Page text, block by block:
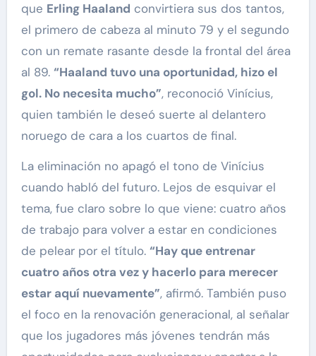
que Erling Haaland convirtiera sus dos tantos,
el primero de cabeza al minuto 79 y el segundo
con un remate rasante desde la frontal del área
al 89. “Haaland tuvo una oportunidad, hizo el
gol. No necesita mucho”, reconoció Vinícius,
quien también le deseó suerte al delantero
noruego de cara a los cuartos de final.
La eliminación no apagó el tono de Vinícius
cuando habló del futuro. Lejos de esquivar el
tema, fue claro sobre lo que viene: cuatro años
de trabajo para volver a estar en condiciones
de pelear por el título. “Hay que entrenar
cuatro años otra vez y hacerlo para merecer
estar aquí nuevamente”, afirmó. También puso
el foco en la renovación generacional, al señalar
que los jugadores más jóvenes tendrán más